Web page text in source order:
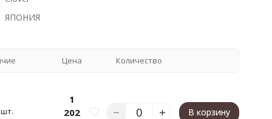
ЯПОНИЯ
Цена Количество
1
202
В корзину